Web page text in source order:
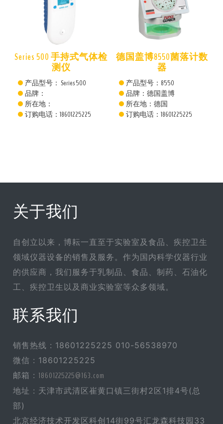
Series 500 手持式气体检
测仪
产品型号： Series 500
品牌：
所在地：
订购电话：18601225225
德国盖博8550菌落计数
器
产品型号：8550
品牌：德国盖博
所在地：德国
订购电话：18601225225
关于我们
自创立以来，博耘一直至于实验室及食品、疾控卫生
领域仪器设备的销售及服务。作为国内科学仪器行业
的供应商，我们服务于乳制品、食品、制药、石油化
工、疾控卫生以及商业实验室等众多领域。
联系我们
销售热线 : 18601225225 010-56538970
微信 : 18601225225
邮箱 : 18601225225@163.com
地址 : 天津市武清区崔黄口镇三街村2区1排4号(总
部)
北京经济技术开发区科创14街99号汇龙森科技园33